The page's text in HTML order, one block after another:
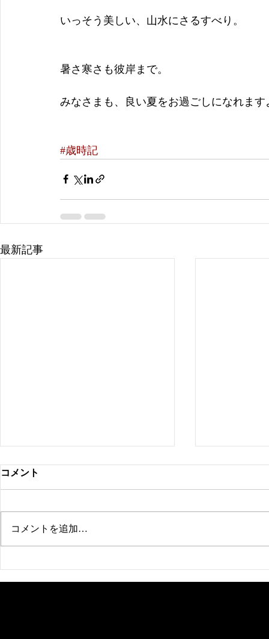
いっそう美しい、山水にさるすべり。
暑さ寒さも彼岸まで。
みなさまも、良い夏をお過ごしになれます
#歳時記
最新記事
新ブランド「衣の棚」
ホテルレス
場ありがと
コメント
コメントを追加…